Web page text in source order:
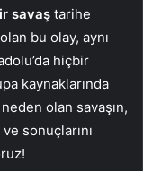
savaş tarihe
bu olay, aynı
hiçbir
kaynaklarında
olan savaşın,
sonuçlarını